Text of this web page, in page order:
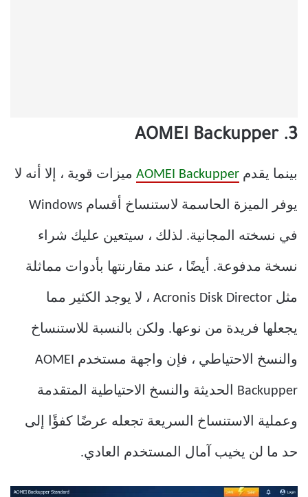
3. AOMEI Backupper
بينما يقدم AOMEI Backupper ميزات قوية ، إلا أنه لا
يوفر الميزة الحاسمة لاستنساخ أقسام Windows
في نسخته المجانية. لذلك ، سيتعين عليك شراء
نسخة مدفوعة. أيضًا ، عند مقارنتها بأدوات مماثلة
مثل Acronis Disk Director ، لا يوجد الكثير مما
يجعلها فريدة من نوعها. ولكن بالنسبة للاستنساخ
والنسخ الاحتياطي ، فإن واجهة مستخدم AOMEI
Backupper الحديثة والنسخ الاحتياطية المتقدمة
وعملية الاستنساخ السريعة تجعله عرضًا كفؤًا إلى
حد ما لن يخيب آمال المستخدم العادي.